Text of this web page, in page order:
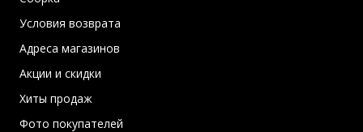
Условия возврата
Адреса магазинов
Акции и скидки
Хиты продаж
Фото покупателей